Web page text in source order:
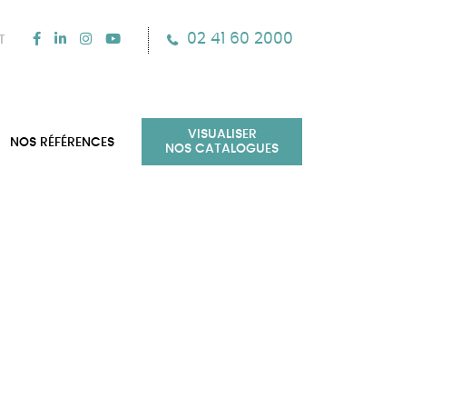
02 41 60 2000
NOS RÉFÉRENCES
VISUALISER
NOS CATALOGUES